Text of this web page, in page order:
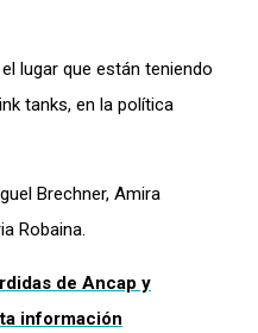
el lugar que están teniendo
tanks, en la política
Brechner, Amira
Robaina.
de Ancap y
información